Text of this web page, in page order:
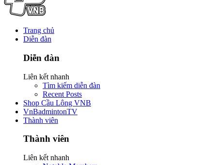
Trang chủ
Diễn đàn
Diễn đàn
Liên kết nhanh
Tìm kiếm diễn đàn
Recent Posts
Shop Cầu Lông VNB
VnBadmintonTV
Thành viên
Thành viên
Liên kết nhanh